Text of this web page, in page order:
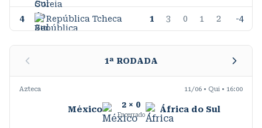
4 República Tcheca 1 3 0 1 2 -4
1ª RODADA
Azteca 11/06 • Qui • 16:00
México 2 × 0
Encerrado
África do Sul